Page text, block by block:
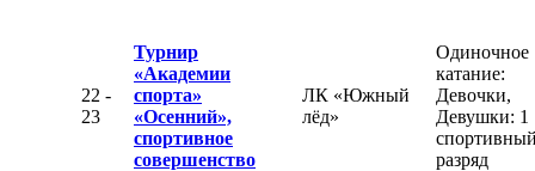
22 -
23
Турнир
«Академии
спорта»
«Осенний»,
спортивное
совершенство
ЛК «Южный
лёд»
Одиночное
катание:
Девочки,
Девушки: 1
разряд